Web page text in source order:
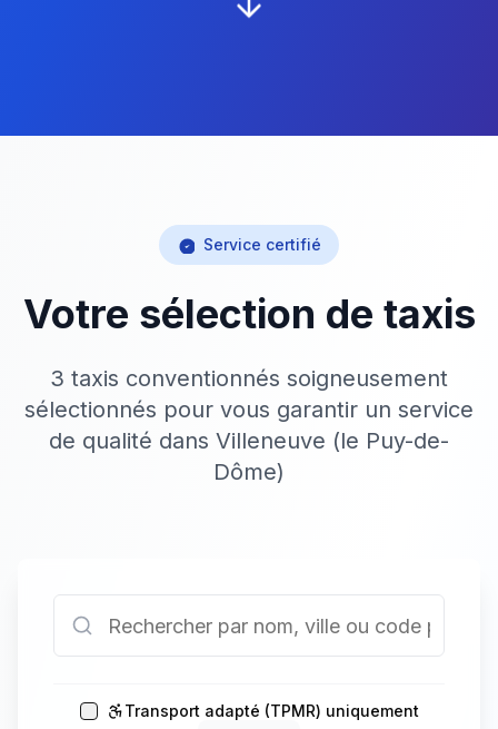
Service certifié
Votre sélection de taxis
3 taxis conventionnés soigneusement
sélectionnés pour vous garantir un service
de qualité dans Villeneuve (le Puy-de-
Dôme)
Transport adapté (TPMR) uniquement